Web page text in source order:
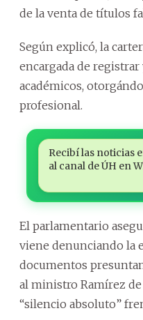
de la venta de títulos
Según explicó, la
encargada de
académicos,
profesional.
Recibí las noticias
al canal de ÚH en
El parlamentario
viene denunciando la
documentos
al ministro Ramírez
“silencio absoluto”